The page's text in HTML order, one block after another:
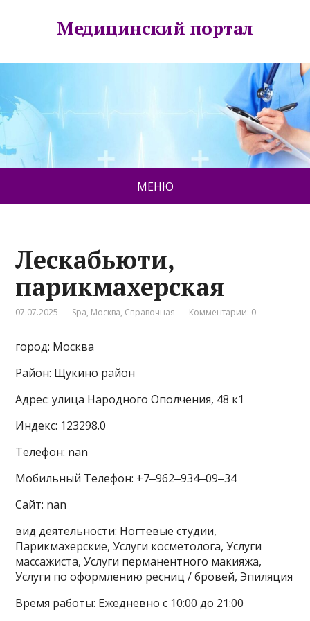
Медицинский портал
МЕНЮ
Лескабьюти,
парикмахерская
07.07.2025 Spa, Москва, Справочная Комментарии: 0
город: Москва
Район: Щукино район
Адрес: улица Народного Ополчения, 48 к1
Индекс: 123298.0
Телефон: nan
Мобильный Телефон: +7‒962‒934‒09‒34
Сайт: nan
вид деятельности: Ногтевые студии,
Парикмахерские, Услуги косметолога, Услуги
массажиста, Услуги перманентного макияжа,
Услуги по оформлению ресниц / бровей, Эпиляция
Время работы: Ежедневно с 10:00 до 21:00